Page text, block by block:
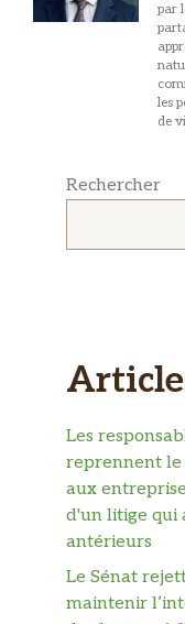
par
les
de
Rechercher
Les
reprennent le
aux
d'un litige qui
antérieurs
Le Sénat
maintenir